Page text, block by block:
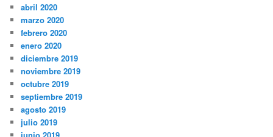
abril 2020
marzo 2020
febrero 2020
enero 2020
diciembre 2019
noviembre 2019
octubre 2019
septiembre 2019
agosto 2019
julio 2019